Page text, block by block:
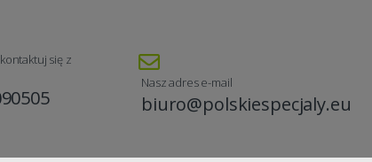
się z
Nasz adres e-mail
biuro@polskiespecjaly.eu